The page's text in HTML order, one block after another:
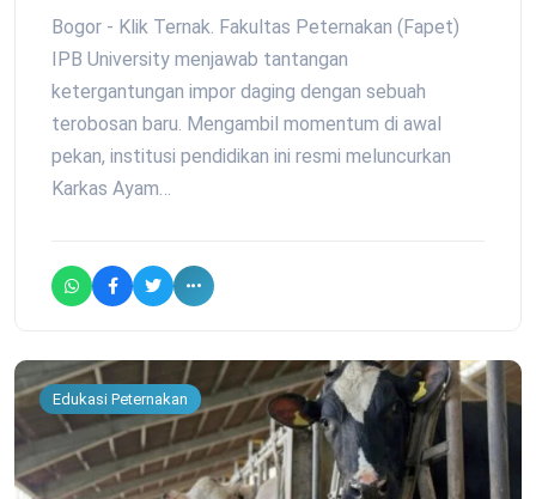
Bogor - Klik Ternak. Fakultas Peternakan (Fapet)
IPB University menjawab tantangan
ketergantungan impor daging dengan sebuah
terobosan baru. Mengambil momentum di awal
pekan, institusi pendidikan ini resmi meluncurkan
Karkas Ayam…
Edukasi Peternakan